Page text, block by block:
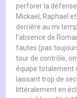
perforer la
Mickael, Raphael
derrière au mi
l’absence de
fautes (pas
tour de contrôle,
équipe totalement
laissant trop de
littéralement en